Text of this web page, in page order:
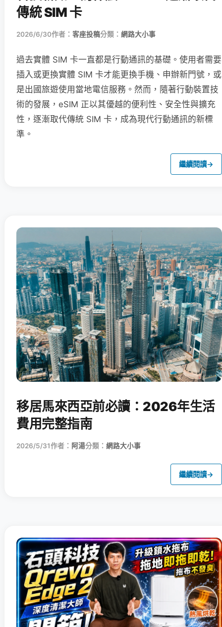
傳統 SIM 卡
2026/6/30作者： 客座投稿分類： 網路大小事
過去實體 SIM 卡一直都是行動通訊的基礎。使用者需要
插入或更換實體 SIM 卡才能更換手機、申辦新門號，或
是出國旅遊使用當地電信服務。然而，隨著行動裝置技
術的發展，eSIM 正以其優越的便利性、安全性與擴充
性，逐漸取代傳統 SIM 卡，成為現代行動通訊的新標
準。
繼續閱讀→
移居馬來西亞前必讀：2026年生活
費用完整指南
2026/5/31作者： 阿湯分類： 網路大小事
繼續閱讀→